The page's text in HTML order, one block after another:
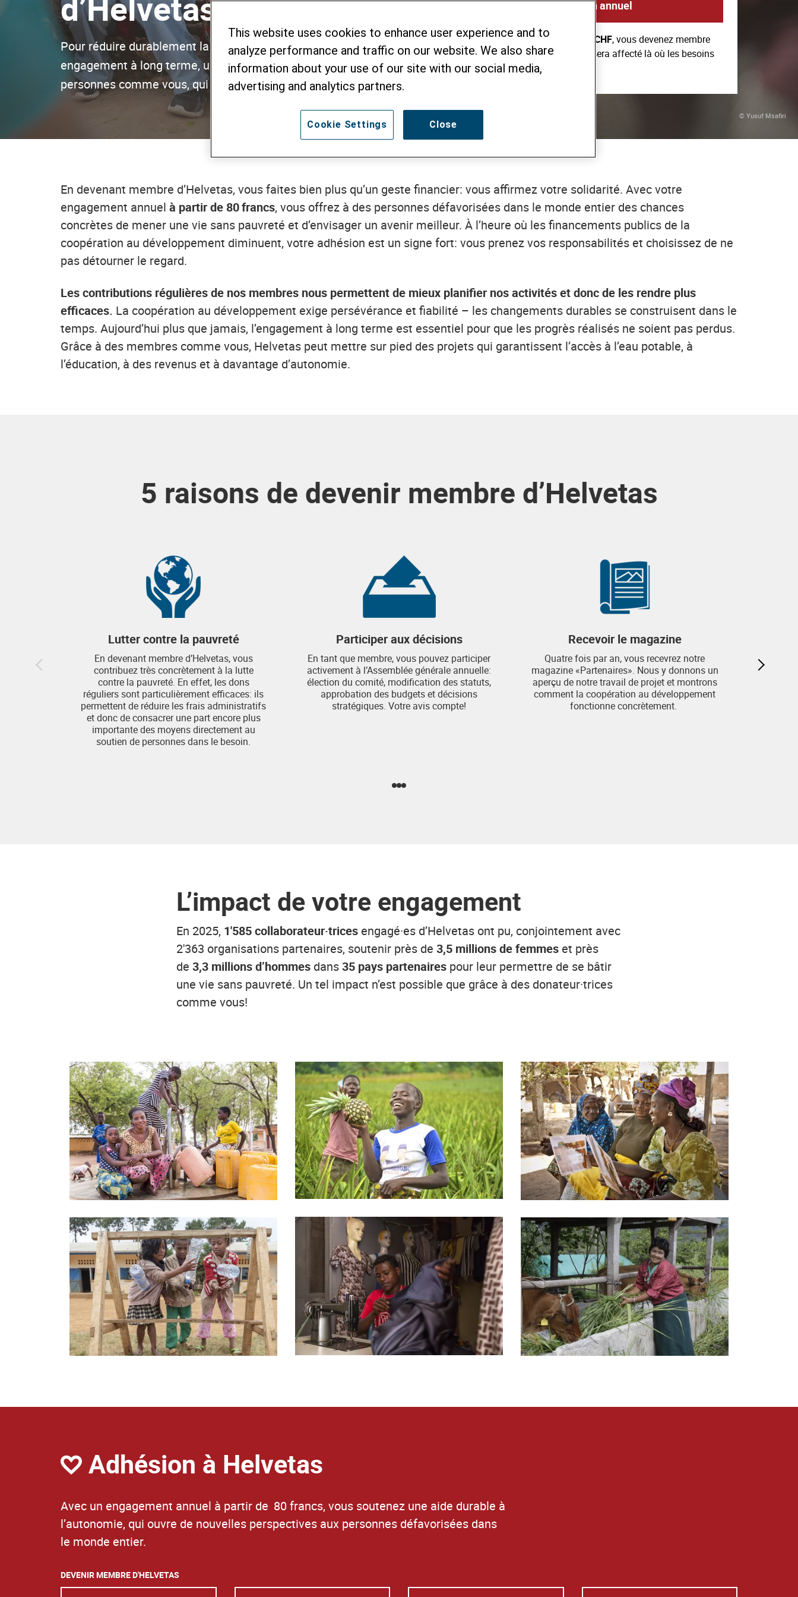
Pour réduire durablement la pauvreté dans le monde, il faut un
engagement à long terme, une aide efficace à l’autonomie et des
personnes comme vous, qui agissent avec cœur et conviction.
Faire un don annuel
Avec un don annueld'au moins 80 CHF, vous devenez membre
d'Helvetas. Tout montant inférieur sera affecté là où les besoins
sont les plus urgents.
© Yusuf Msafiri
En devenant membre d’Helvetas, vous faites bien plus qu’un geste financier: vous affirmez votre solidarité. Avec votre
engagement annuel à partir de 80 francs, vous offrez à des personnes défavorisées dans le monde entier des chances
concrètes de mener une vie sans pauvreté et d’envisager un avenir meilleur. À l’heure où les financements publics de la
coopération au développement diminuent, votre adhésion est un signe fort: vous prenez vos responsabilités et choisissez de ne
pas détourner le regard.
Les contributions régulières de nos membres nous permettent de mieux planifier nos activités et donc de les rendre plus
efficaces. La coopération au développement exige persévérance et fiabilité – les changements durables se construisent dans le
temps. Aujourd’hui plus que jamais, l’engagement à long terme est essentiel pour que les progrès réalisés ne soient pas perdus.
Grâce à des membres comme vous, Helvetas peut mettre sur pied des projets qui garantissent l’accès à l’eau potable, à
l’éducation, à des revenus et à davantage d’autonomie.
5 raisons de devenir membre d’Helvetas
Lutter contre la pauvreté
En devenant membre d’Helvetas, vous
contribuez très concrètement à la lutte
contre la pauvreté. En effet, les dons
réguliers sont particulièrement efficaces: ils
permettent de réduire les frais administratifs
et donc de consacrer une part encore plus
importante des moyens directement au
soutien de personnes dans le besoin.
Participer aux décisions
En tant que membre, vous pouvez participer
activement à l’Assemblée générale annuelle:
élection du comité, modification des statuts,
approbation des budgets et décisions
stratégiques. Votre avis compte!
Recevoir le magazine
Quatre fois par an, vous recevrez notre
magazine «Partenaires». Nous y donnons un
aperçu de notre travail de projet et montrons
comment la coopération au développement
fonctionne concrètement.
L’impact de votre engagement
En 2025, 1'585 collaborateur·trices engagé·es d’Helvetas ont pu, conjointement avec
2'363 organisations partenaires, soutenir près de 3,5 millions de femmes et près
de 3,3 millions d’hommes dans35 pays partenaires pour leur permettre de se bâtir
une vie sans pauvreté. Un tel impact n’est possible que grâce à des donateur·trices
comme vous!
Adhésion à Helvetas
Avec un engagement annuel à partir de 80 francs, vous soutenez une aide durable à
l’autonomie, qui ouvre de nouvelles perspectives aux personnes défavorisées dans
le monde entier.
DEVENIR MEMBRE D'HELVETAS
This website uses cookies to enhance user experience and to
analyze performance and traffic on our website. We also share
information about your use of our site with our social media,
advertising and analytics partners.
Close
Cookie Settings